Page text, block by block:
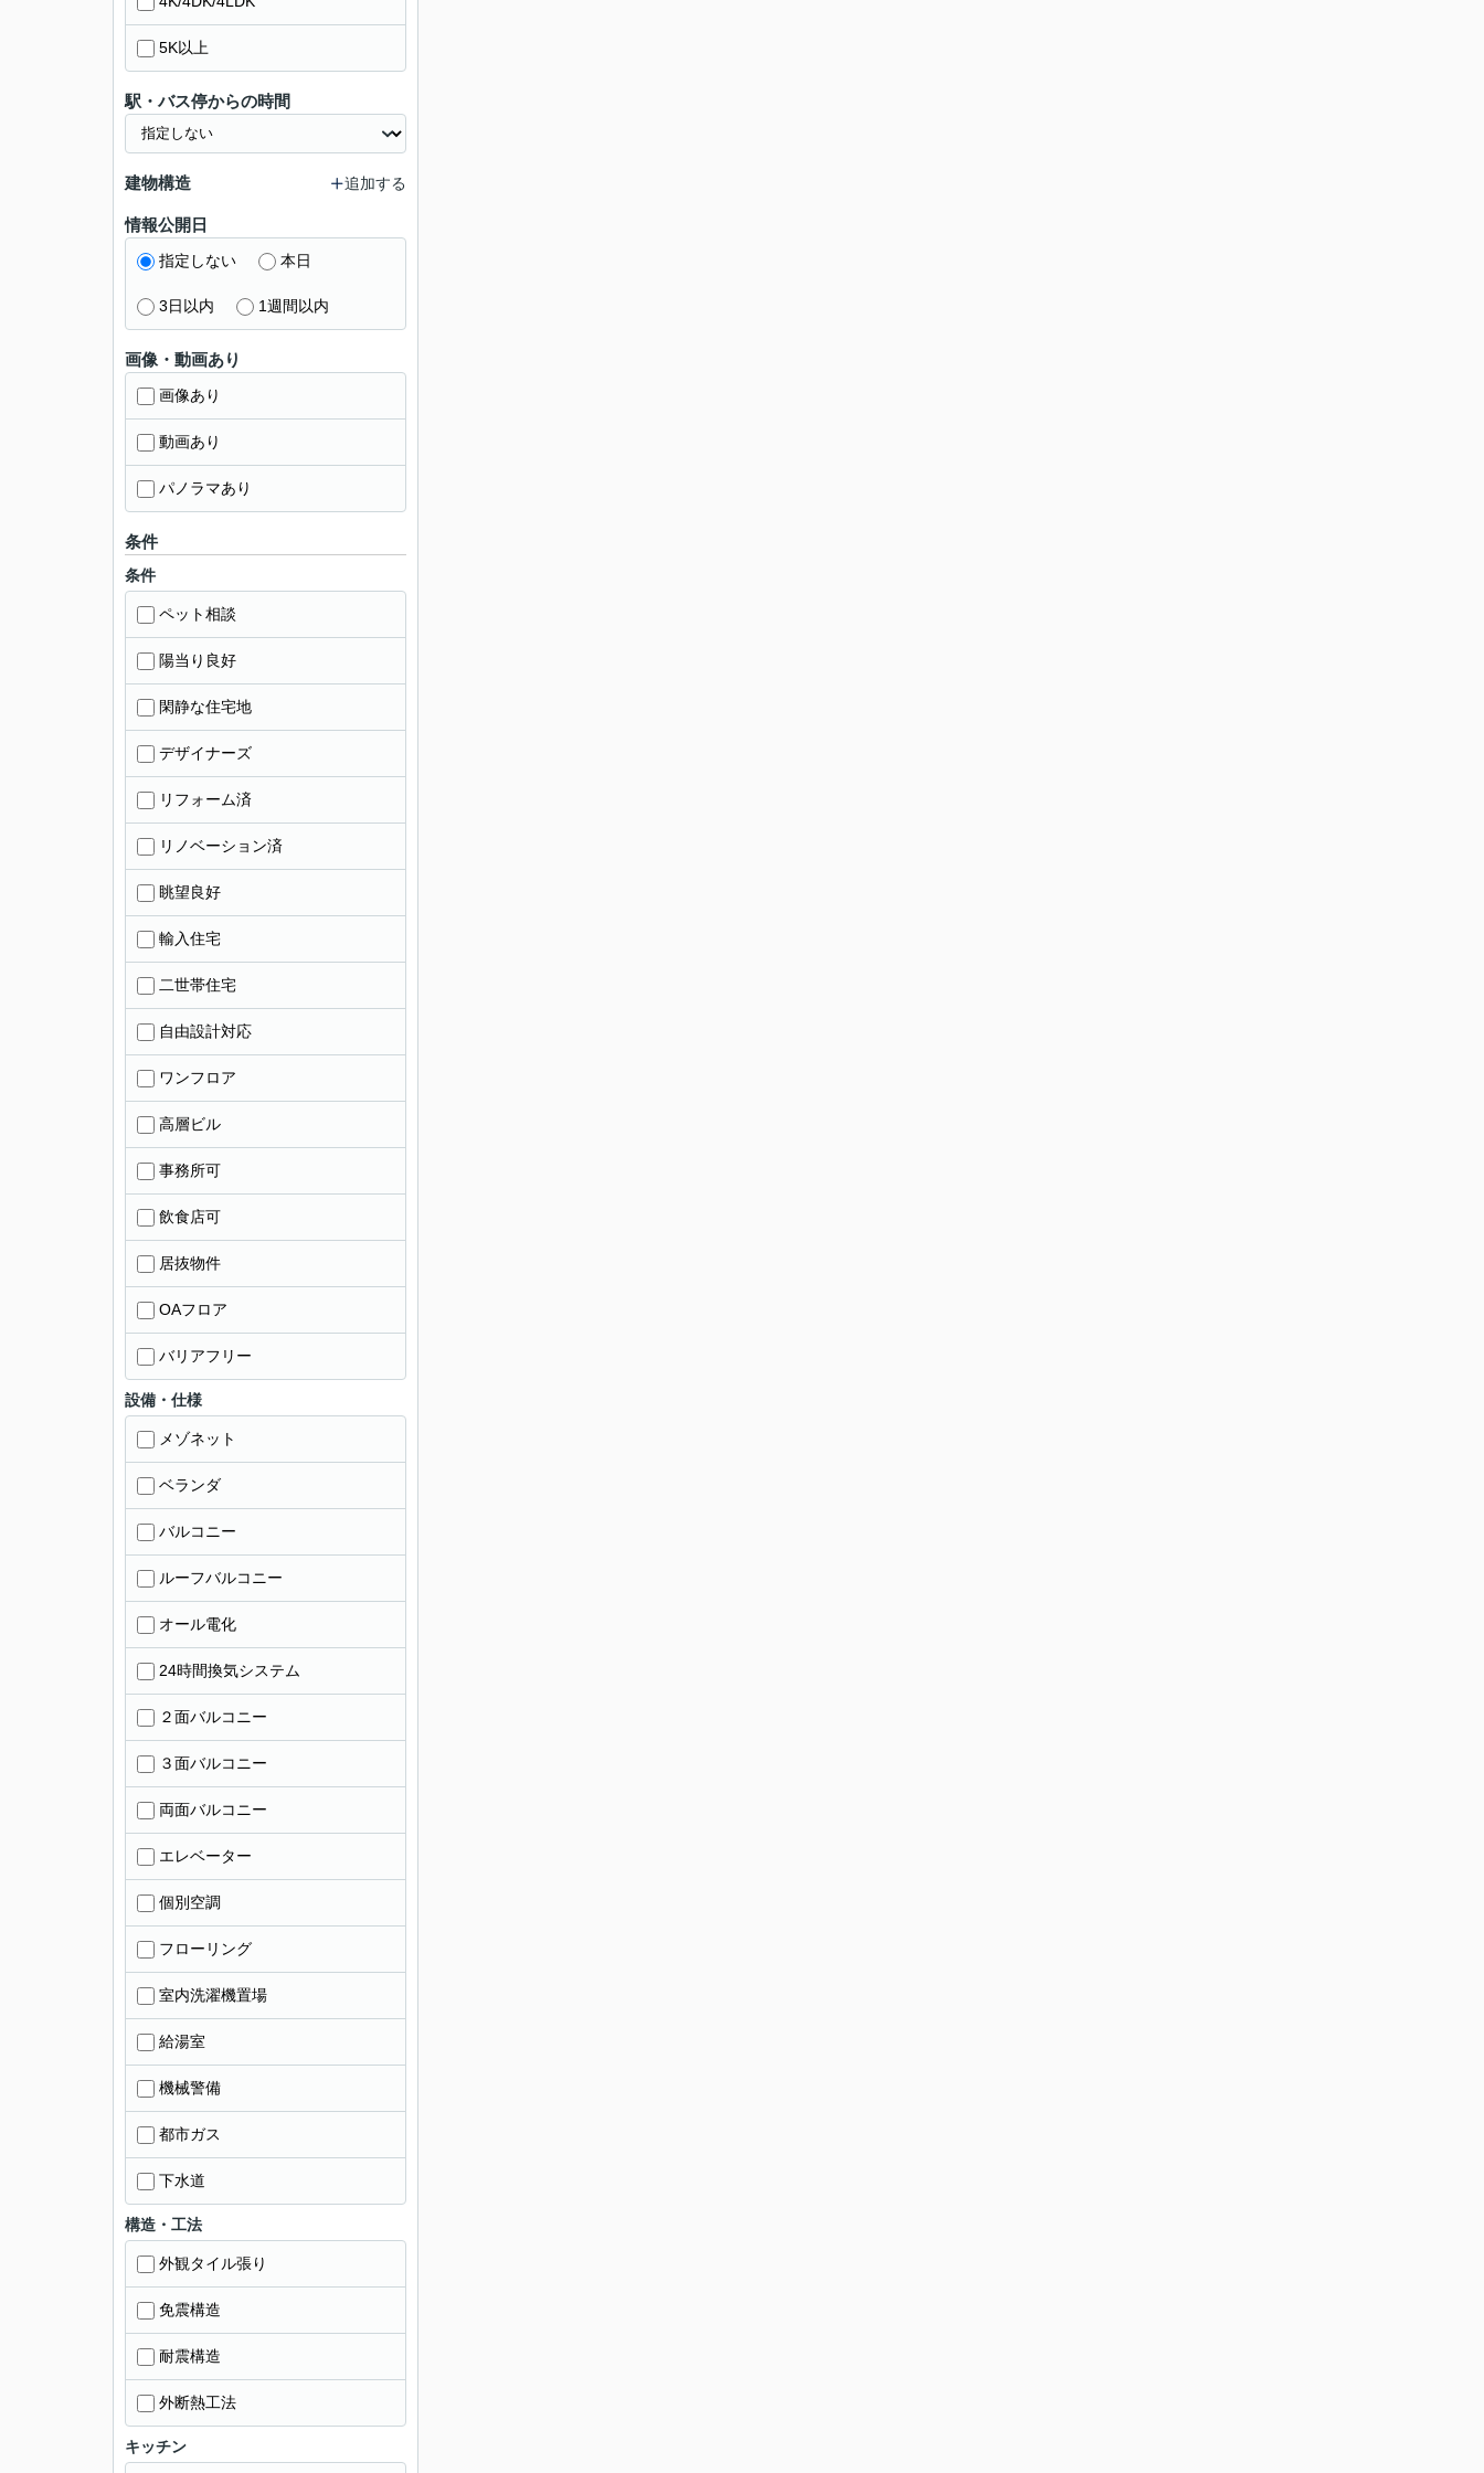
5K以上
駅・バス停からの時間
建物構造 追加する
情報公開日
指定しない 本日
3日以内 1週間以内
画像・動画あり
画像あり
動画あり
パノラマあり
条件
条件
ペット相談
陽当り良好
閑静な住宅地
デザイナーズ
リフォーム済
リノベーション済
眺望良好
輸入住宅
二世帯住宅
自由設計対応
ワンフロア
高層ビル
事務所可
飲食店可
居抜物件
OAフロア
バリアフリー
設備・仕様
メゾネット
ベランダ
バルコニー
ルーフバルコニー
オール電化
24時間換気システム
２面バルコニー
３面バルコニー
両面バルコニー
エレベーター
個別空調
フローリング
室内洗濯機置場
給湯室
機械警備
都市ガス
下水道
構造・工法
外観タイル張り
免震構造
耐震構造
外断熱工法
キッチン